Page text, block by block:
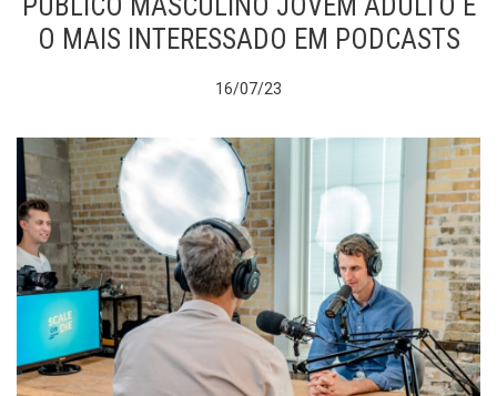
O MAIS INTERESSADO EM PODCASTS
16/07/23